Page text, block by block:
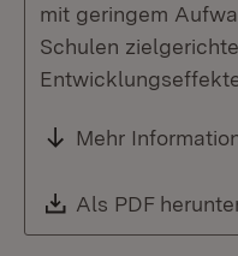
mit geringem
Schulen
Mehr
Download:
Als PDF